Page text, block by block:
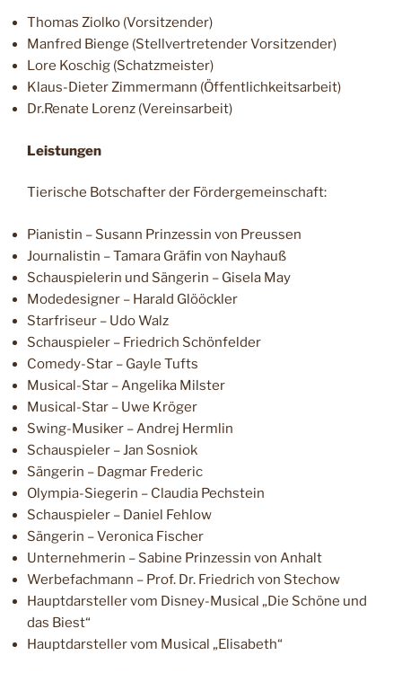
Thomas Ziolko (Vorsitzender)
Manfred Bienge (Stellvertretender Vorsitzender)
Lore Koschig (Schatzmeister)
Klaus-Dieter Zimmermann (Öffentlichkeitsarbeit)
Dr.Renate Lorenz (Vereinsarbeit)
Leistungen
Tierische Botschafter der Fördergemeinschaft:
Pianistin – Susann Prinzessin von Preussen
Journalistin – Tamara Gräfin von Nayhauß
Schauspielerin und Sängerin – Gisela May
Modedesigner – Harald Glööckler
Starfriseur – Udo Walz
Schauspieler – Friedrich Schönfelder
Comedy-Star – Gayle Tufts
Musical-Star – Angelika Milster
Musical-Star – Uwe Kröger
Swing-Musiker – Andrej Hermlin
Schauspieler – Jan Sosniok
Sängerin – Dagmar Frederic
Olympia-Siegerin – Claudia Pechstein
Schauspieler – Daniel Fehlow
Sängerin – Veronica Fischer
Unternehmerin – Sabine Prinzessin von Anhalt
Werbefachmann – Prof. Dr. Friedrich von Stechow
Hauptdarsteller vom Disney-Musical „Die Schöne und
das Biest“
Hauptdarsteller vom Musical „Elisabeth“